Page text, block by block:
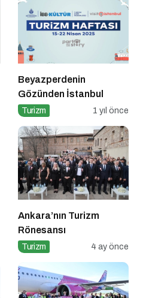
Beyazperdenin
Gözünden İstanbul
Turizm 1 yıl önce
Ankara’nın Turizm
Rönesansı
Turizm 4 ay önce